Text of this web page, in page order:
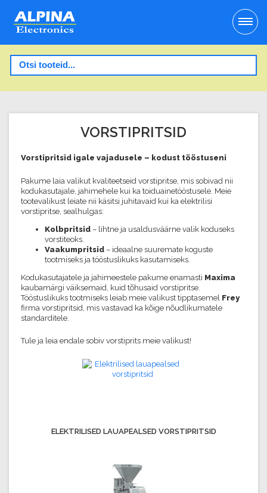
VORSTIPRITSID
Vorstipritsid igale vajadusele – kodust tööstuseni
Pakume laia valikut kvaliteetseid vorstipritse, mis sobivad nii
kodukasutajale, jahimehele kui ka toiduainetööstusele. Meie
tootevalikust leiate nii käsitsi juhitavaid kui ka elektrilisi
vorstipritse, sealhulgas:
Kolbpritsid– lihtne ja usaldusväärne valik koduseks
vorstiteoks.
Vaakumpritsid– ideaalne suuremate koguste
tootmiseks ja tööstuslikuks kasutamiseks.
Kodukasutajatele ja jahimeestele pakume enamasti Maxima
kaubamärgi väiksemaid, kuid tõhusaid vorstipritse.
Tööstuslikuks tootmiseks leiab meie valikust tipptasemel Frey
firma vorstipritsid, mis vastavad ka kõige nõudlikumatele
standarditele.
Tule ja leia endale sobiv vorstiprits meie valikust!
ELEKTRILISED LAUAPEALSED VORSTIPRITSID